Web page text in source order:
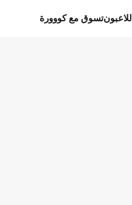
اللاعبونتسوق مع كووورة